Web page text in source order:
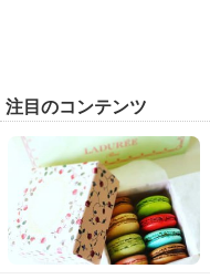
注目のコンテンツ